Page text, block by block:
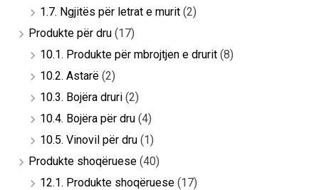
1.7. Ngjitës për letrat e murit (2)
Produkte për dru (17)
10.1. Produkte për mbrojtjen e drurit (8)
10.2. Astarë (2)
10.3. Bojëra druri (2)
10.4. Bojëra për dru (4)
10.5. Vinovil për dru (1)
Produkte shoqëruese (40)
12.1. Produkte shoqëruese (17)